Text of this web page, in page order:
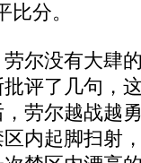
分。
没有大肆
评了几句，
劳尔越战越
内起脚扫射